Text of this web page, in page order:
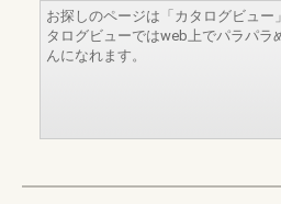
お探しのページは「カタログビュー
タログビューではweb上でパラパラ
んになれます。